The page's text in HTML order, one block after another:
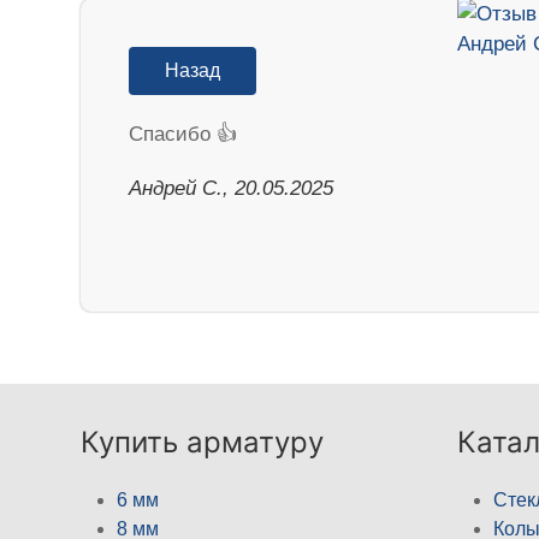
Назад
Спасибо 👍
Андрей С., 20.05.2025
Купить арматуру
6 мм
8 мм